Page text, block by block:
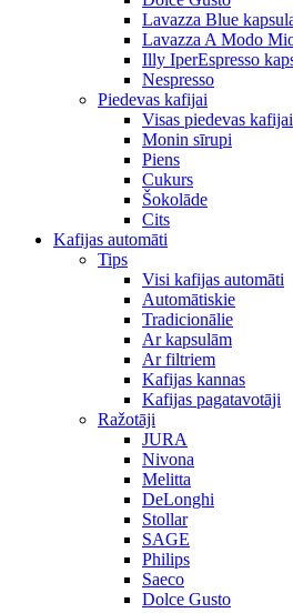
Lavazza Blue
Lavazza A Modo
Illy IperEspresso
Nespresso
Piedevas kafijai
Visas piedevas kafijai
Monin sīrupi
Piens
Cukurs
Šokolāde
Cits
Kafijas automāti
Tips
Visi kafijas automāti
Automātiskie
Tradicionālie
Ar kapsulām
Ar filtriem
Kafijas kannas
Kafijas pagatavotāji
Ražotāji
JURA
Nivona
Melitta
DeLonghi
Stollar
SAGE
Philips
Saeco
Dolce Gusto